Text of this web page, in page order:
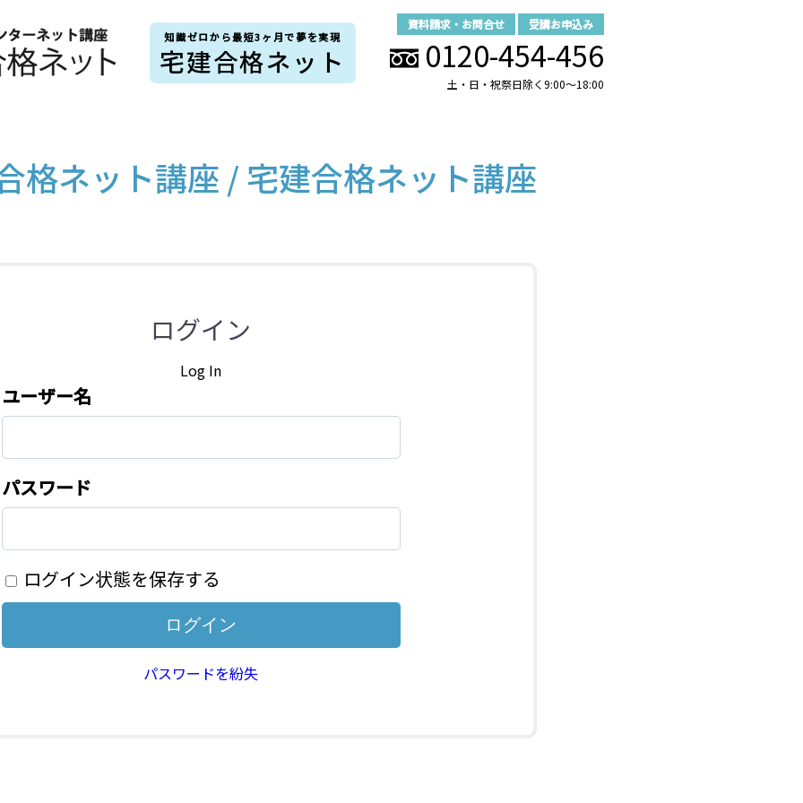
知識ゼロから最短3ヶ月で夢を実現
宅建合格ネット
資料請求・お問合せ 受講お申込み
0120-454-456
土・日・祝祭日除く9:00～18:00
格ネット講座 / 宅建合格ネット講座
ログイン
Log In
ユーザー名
パスワード
ログイン状態を保存する
パスワードを紛失